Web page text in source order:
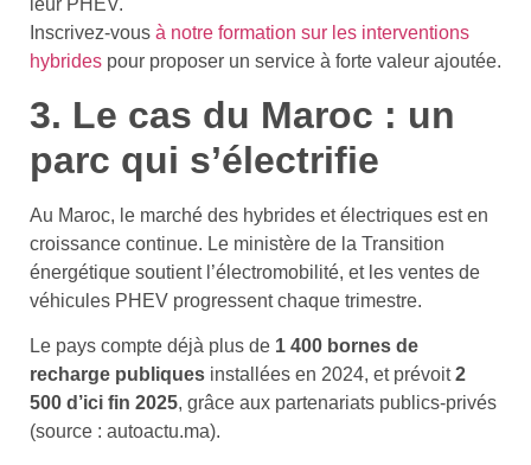
Inscrivez-vous à notre formation sur les interventions
hybrides pour proposer un service à forte valeur ajoutée.
3. Le cas du Maroc : un
parc qui s’électrifie
Au Maroc, le marché des hybrides et électriques est en
croissance continue. Le ministère de la Transition
énergétique soutient l’électromobilité, et les ventes de
véhicules PHEV progressent chaque trimestre.
Le pays compte déjà plus de 1 400 bornes de
recharge publiques installées en 2024, et prévoit2
500 d’ici fin 2025, grâce aux partenariats publics-privés
(source : autoactu.ma).